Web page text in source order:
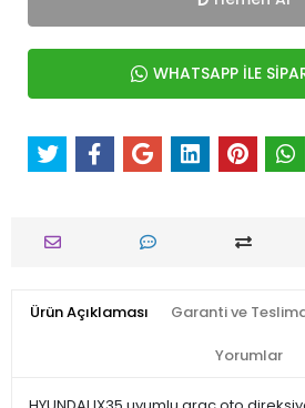
WHATSAPP İLE
Ürün Açıklaması Garanti ve
Yorumlar